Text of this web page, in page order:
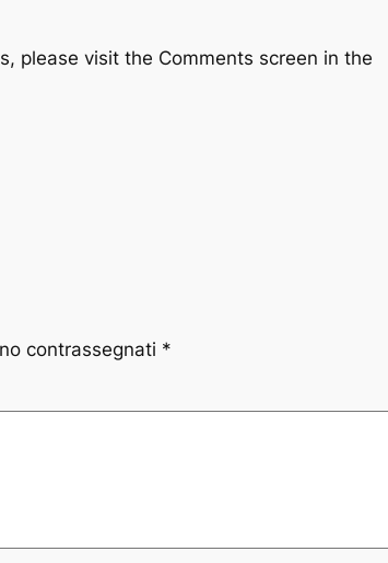
please visit the Comments screen in the
contrassegnati *